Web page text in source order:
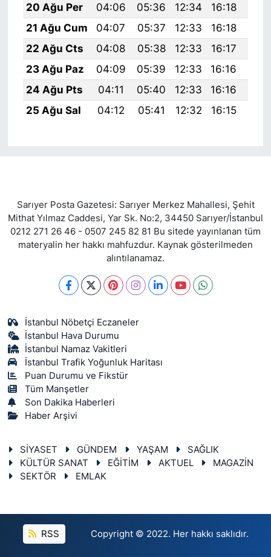
20 Ağu Per
04:06 05:36 12:34 16:18
21 Ağu Cum
04:07 05:37 12:33 16:18
22 Ağu Cts
04:08 05:38 12:33 16:17
23 Ağu Paz
04:09 05:39 12:33 16:16
24 Ağu Pts
04:11 05:40 12:33 16:16
25 Ağu Sal
04:12 05:41 12:32 16:15
Sarıyer Posta Gazetesi: Sarıyer Merkez Mahallesi, Şehit
Mithat Yılmaz Caddesi, Yar Sk. No:2, 34450 Sarıyer/İstanbul
0212 271 26 46 - 0507 245 82 81 Bu sitede yayınlanan tüm
materyalin her hakkı mahfuzdur. Kaynak gösterilmeden
alıntılanamaz.
İstanbul Nöbetçi Eczaneler
İstanbul Hava Durumu
İstanbul Namaz Vakitleri
İstanbul Trafik Yoğunluk Haritası
Puan Durumu ve Fikstür
Tüm Manşetler
Son Dakika Haberleri
Haber Arşivi
SİYASET GÜNDEM YAŞAM
SAĞLIK
KÜLTÜR SANAT
EĞİTİM AKTUEL
MAGAZİN
SEKTÖR
EMLAK
RSS Copyright © 2022. Her hakkı saklıdır.